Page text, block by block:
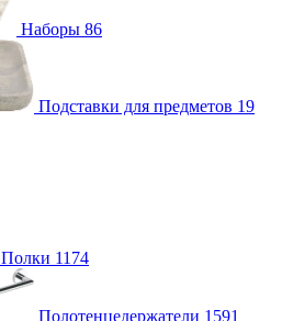
Наборы 86
Подставки для предметов 19
Полки 1174
Полотенцедержатели 1591